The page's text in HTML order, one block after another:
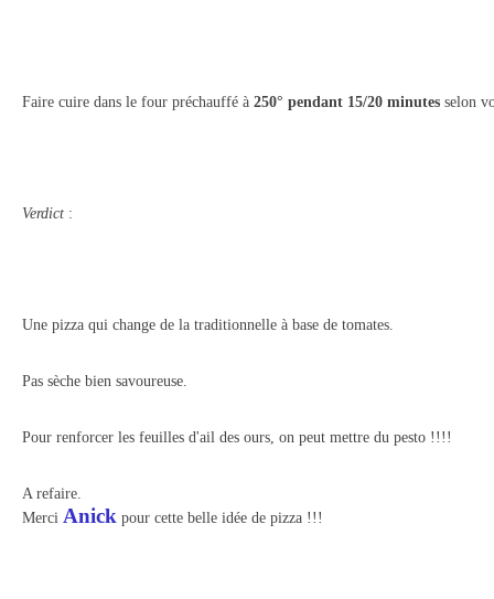
Faire cuire dans le four préchauffé à 250° pendant 15/20 minutes selon
Verdict :
Une pizza qui change de la traditionnelle à base de tomates.
Pas sèche bien savoureuse.
Pour renforcer les feuilles d'ail des ours, on peut mettre du pesto !!!!
A refaire.
Merci Anick pour cette belle idée de pizza !!!